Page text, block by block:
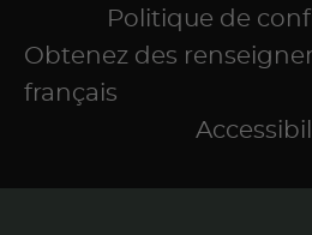
Politique de
Obtenez des
français